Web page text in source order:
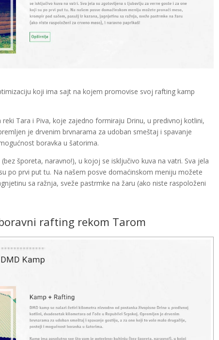
koji ima sajt na kojem promovise svoj rafting kamp
Tara i Piva, koje zajedno formiraju Drinu, u predivnoj kotlini,
je drvenim brvnarama za udoban smeštaj i spavanje
boravka u šatorima.
šporeta, naravno!), u kojoj se isključivo kuva na vatri. Sva jela
po prvi put tu. Na našem posve domaćinskom meniju možete
sa ražnja, sveže pastrmke na žaru (ako niste raspoloženi
rafting rekom Tarom